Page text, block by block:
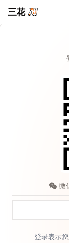
三花
微
登录表示